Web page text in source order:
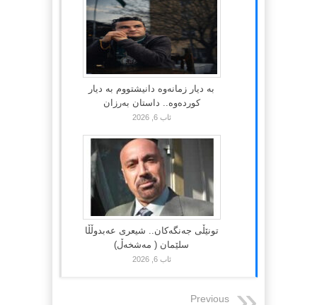
بە دیار زمانەوە دانیشتووم بە دیار
کوردەوە.. داستان بەرزان
ئاب 6, 2026
تونێڵی جەنگەکان.. شیعری عەبدوڵڵا
سلێمان ( مەشخەڵ)
ئاب 6, 2026
Previous